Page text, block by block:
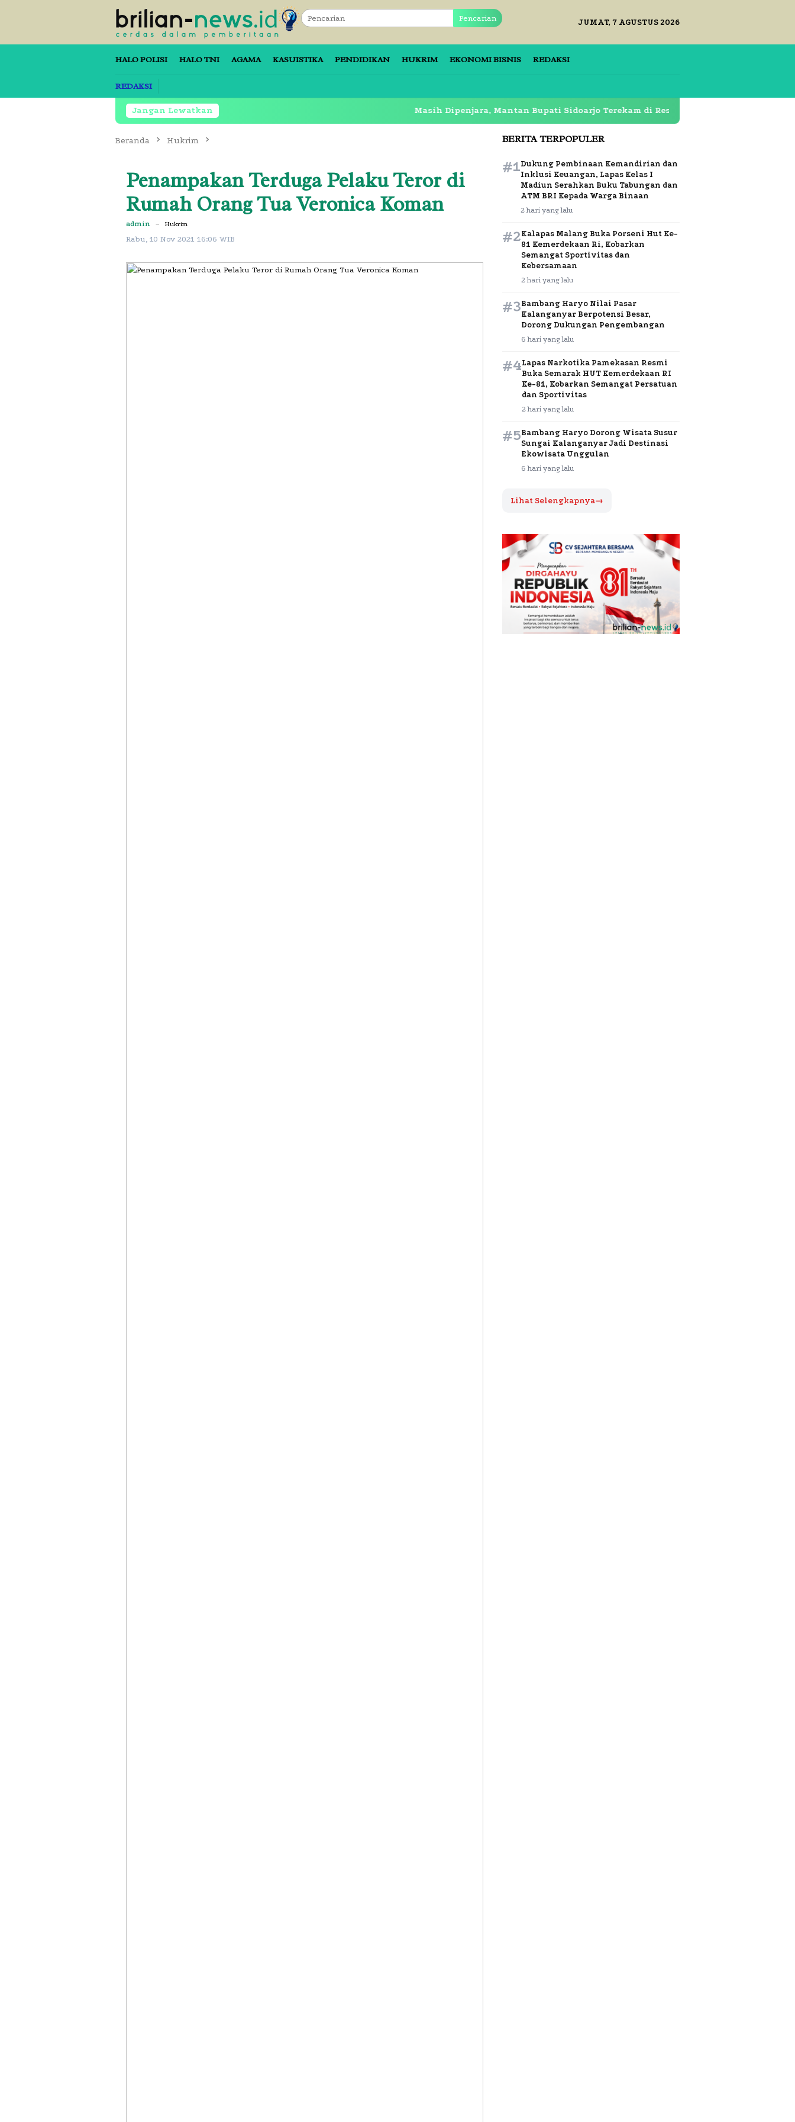
Pencarian JUMAT, 7 AGUSTUS 2026
HALO POLISI HALO TNI AGAMA KASUISTIKA PENDIDIKAN HUKRIM EKONOMI BISNIS REDAKSI
REDAKSI
Jangan Lewatkan Masih Dipenjara, Mantan Bupati Sidoarjo Terekam di Restoran Lapas Klas 1 Surabaya
Beranda Hukrim
Penampakan Terduga Pelaku Teror di
Rumah Orang Tua Veronica Koman
admin – Hukrim
Rabu, 10 Nov 2021 16:06 WIB
BERITA TERPOPULER
#1Dukung Pembinaan Kemandirian dan
Inklusi Keuangan, Lapas Kelas I
Madiun Serahkan Buku Tabungan dan
ATM BRI Kepada Warga Binaan
2 hari yang lalu
#2Kalapas Malang Buka Porseni Hut Ke-
81 Kemerdekaan Ri, Kobarkan
Semangat Sportivitas dan
Kebersamaan
2 hari yang lalu
#3Bambang Haryo Nilai Pasar
Kalanganyar Berpotensi Besar,
Dorong Dukungan Pengembangan
6 hari yang lalu
#4Lapas Narkotika Pamekasan Resmi
Buka Semarak HUT Kemerdekaan RI
Ke-81, Kobarkan Semangat Persatuan
dan Sportivitas
2 hari yang lalu
#5Bambang Haryo Dorong Wisata Susur
Sungai Kalanganyar Jadi Destinasi
Ekowisata Unggulan
6 hari yang lalu
Lihat Selengkapnya→